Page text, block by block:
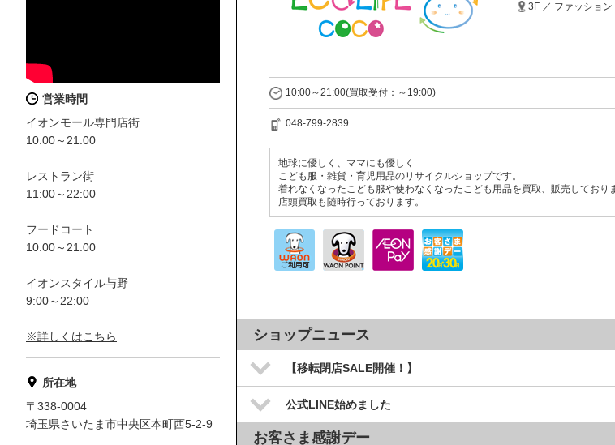
3F ／ ファッショ
10:00～21:00(買取受付：～19:00)
048-799-2839
地球に優しく、ママにも優しく
こども服・雑貨・育児用品のリサイクルショップです。
着れなくなったこども服や使わなくなったこども用品を買取、販売しており
店頭買取も随時行っております。
ショップニュース
【移転閉店SALE開催！】
公式LINE始めました
お客さま感謝デー
営業時間
イオンモール専門店街
10:00～21:00
レストラン街
11:00～22:00
フードコート
10:00～21:00
イオンスタイル与野
9:00～22:00
※詳しくはこちら
所在地
〒338-0004
埼玉県さいたま市中央区本町西5-2-9